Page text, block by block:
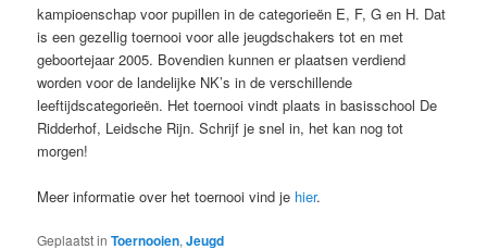
kampioenschap voor pupillen in de categorieën E, F, G en H. Dat
is een gezellig toernooi voor alle jeugdschakers tot en met
geboortejaar 2005. Bovendien kunnen er plaatsen verdiend
worden voor de landelijke NK’s in de verschillende
leeftijdscategorieën. Het toernooi vindt plaats in basisschool De
Ridderhof, Leidsche Rijn. Schrijf je snel in, het kan nog tot
morgen!
Meer informatie over het toernooi vind je hier.
Geplaatst in Toernooien,Jeugd